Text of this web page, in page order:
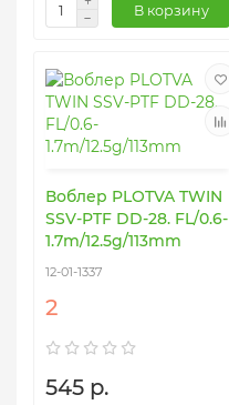
В корзину
Воблер PLOTVA TWIN
SSV-PTF DD-28. FL/0.6-
1.7m/12.5g/113mm
12-01-1337
2
545 р.